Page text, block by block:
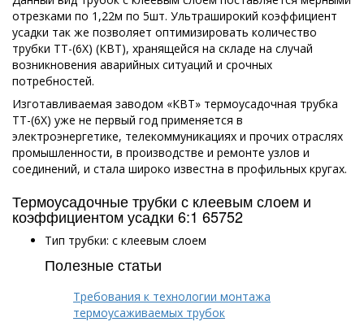
отрезками по 1,22м по 5шт. Ультраширокий коэффициент
усадки так же позволяет оптимизировать количество
трубки ТТ-(6Х) (КВТ), хранящейся на складе на случай
возникновения аварийных ситуаций и срочных
потребностей.
Изготавливаемая заводом «КВТ» термоусадочная трубка
ТТ-(6Х) уже не первый год применяется в
электроэнергетике, телекоммуникациях и прочих отраслях
промышленности, в производстве и ремонте узлов и
соединений, и стала широко известна в профильных кругах.
Термоусадочные трубки с клеевым слоем и
коэффициентом усадки 6:1 65752
Тип трубки: с клеевым слоем
Полезные статьи
Требования к технологии монтажа
термоусаживаемых трубок